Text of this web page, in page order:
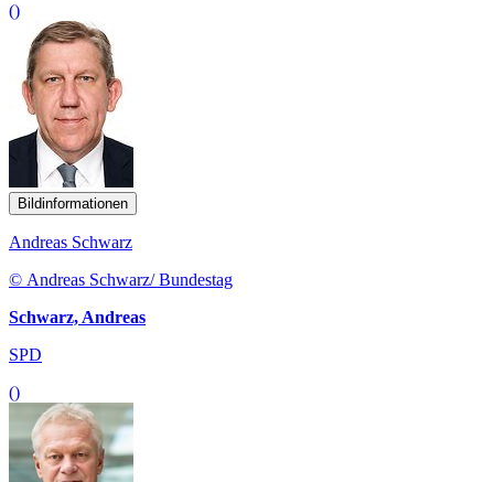
()
Bildinformationen
Andreas Schwarz
© Andreas Schwarz/ Bundestag
Schwarz, Andreas
SPD
()